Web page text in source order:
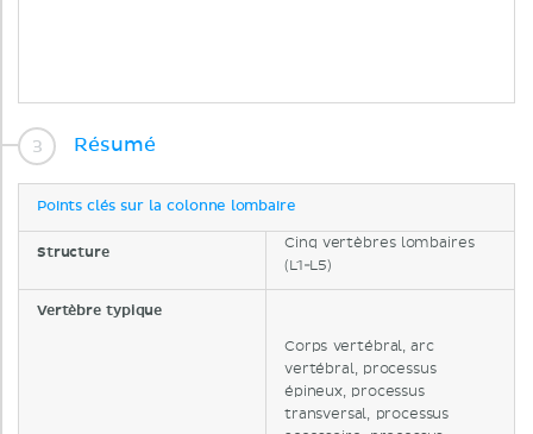
Résumé
Points clés sur la colonne lombaire
Structure
Cinq vertèbres lombaires
(L1-L5)
Vertèbre typique
Corps vertébral, arc
vertébral, processus
épineux, processus
transversal, processus